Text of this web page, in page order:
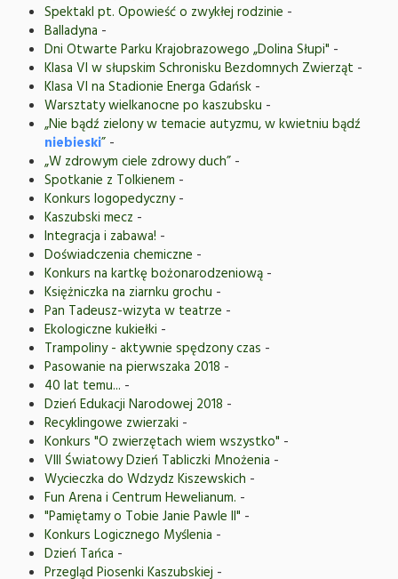
Spektakl pt. Opowieść o zwykłej rodzinie -
Balladyna -
Dni Otwarte Parku Krajobrazowego „Dolina Słupi" -
Klasa VI w słupskim Schronisku Bezdomnych Zwierząt -
Klasa VI na Stadionie Energa Gdańsk -
Warsztaty wielkanocne po kaszubsku -
„Nie bądź zielony w temacie autyzmu, w kwietniu bądź
niebieski” -
„W zdrowym ciele zdrowy duch” -
Spotkanie z Tolkienem -
Konkurs logopedyczny-
Kaszubski mecz -
Integracja i zabawa! -
Doświadczenia chemiczne -
Konkurs na kartkę bożonarodzeniową -
Księżniczka na ziarnku grochu -
Pan Tadeusz-wizyta w teatrze -
Ekologiczne kukiełki -
Trampoliny - aktywnie spędzony czas -
Pasowanie na pierwszaka 2018 -
40 lat temu... -
Dzień Edukacji Narodowej 2018 -
Recyklingowe zwierzaki -
Konkurs "O zwierzętach wiem wszystko" -
VIII Światowy Dzień Tabliczki Mnożenia -
Wycieczka do Wdzydz Kiszewskich -
Fun Arena i Centrum Hewelianum. -
"Pamiętamy o Tobie Janie Pawle II" -
Konkurs Logicznego Myślenia -
Dzień Tańca -
Przegląd Piosenki Kaszubskiej -